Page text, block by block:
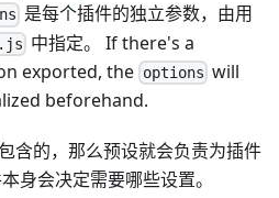
是每个插件的独立参数，由用
中指定。 If there's a
exported, the options will
beforehand.
含的，那么预设就会负责为插件
身会决定需要哪些设置。